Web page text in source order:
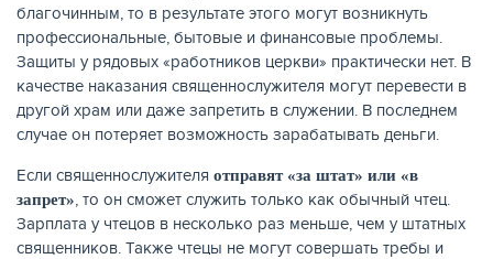
благочинным, то в результате этого могут возникнуть
профессиональные, бытовые и финансовые проблемы.
Защиты у рядовых «работников церкви» практически нет. В
качестве наказания священнослужителя могут перевести в
другой храм или даже запретить в служении. В последнем
случае он потеряет возможность зарабатывать деньги.
Если священнослужителя отправят «за штат» или «в
запрет», то он сможет служить только как обычный чтец.
Зарплата у чтецов в несколько раз меньше, чем у штатных
священников. Также чтецы не могут совершать требы и